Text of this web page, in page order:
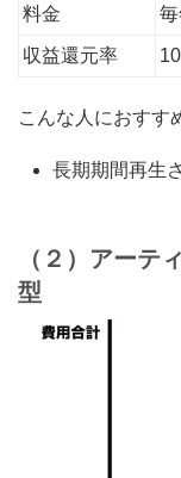
料金
収益還元率
こんな人におすす
長期期間再生
（２）アーテ
型